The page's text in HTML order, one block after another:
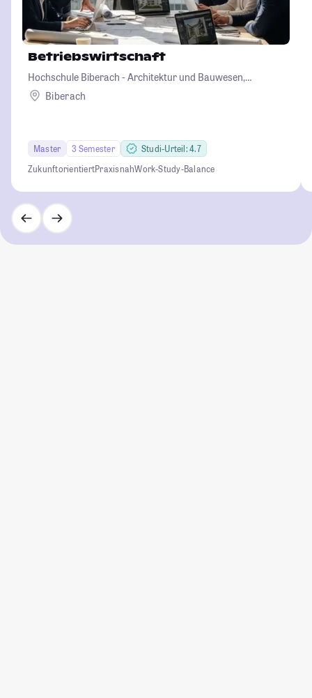
Betriebswirtschaft
Hochschule Biberach - Architektur und Bauwesen,
Betriebswirtschaft und Biotechnologie
Biberach
Master 3 Semester
Studi-Urteil: 4.7
ZukunftorientiertPraxisnahWork-Study-Balance